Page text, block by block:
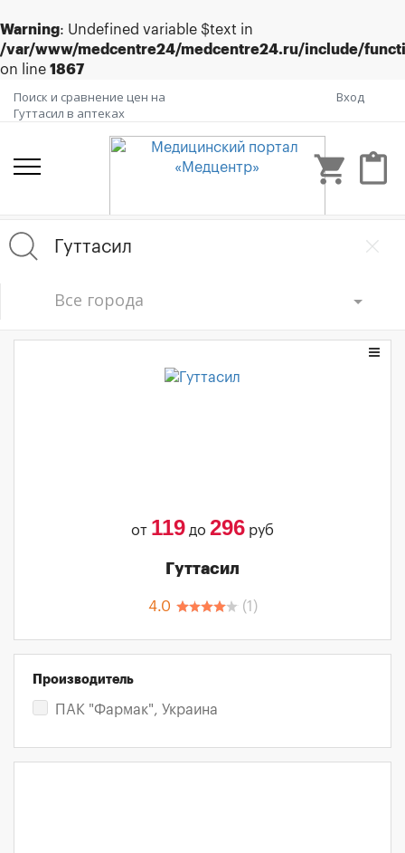
Warning: Undefined variable $text in
/var/www/medcentre24/medcentre24.ru/include/
on line 1867
Поиск и сравнение цен на
Гуттасил в аптеках
Вход
shopping_cart content_paste
Все города
от 119 до 296 руб
Гуттасил
4.0 (1 )
Производитель
ПАК "Фармак", Украина